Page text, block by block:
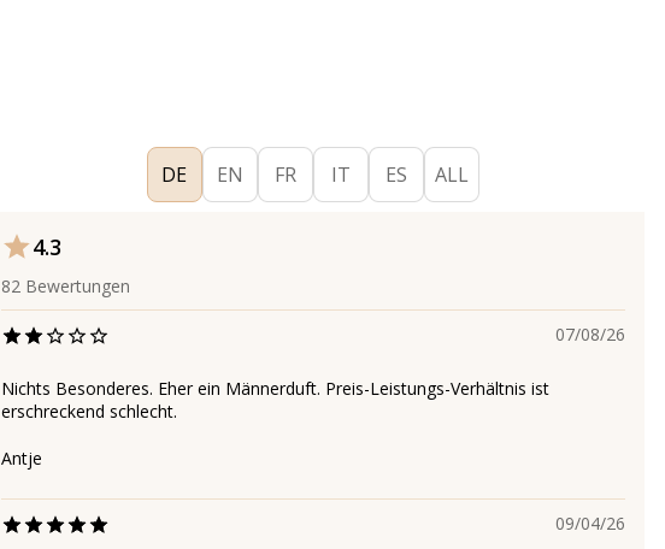
DE EN FR IT ES ALL
4.3
82 Bewertungen
07/08/26
Nichts Besonderes. Eher ein Männerduft. Preis-Leistungs-Verhältnis ist
erschreckend schlecht.
Antje
09/04/26